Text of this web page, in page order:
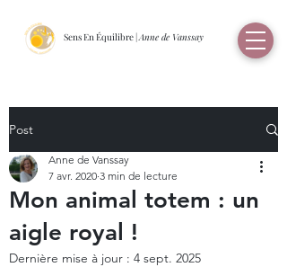
Sens En Équilibre |Anne de Vanssay
Post
Mon animal totem : un
aigle royal !
Anne de Vanssay
7 avr. 2020 3 min de lecture
Dernière mise à jour : 4 sept. 2025